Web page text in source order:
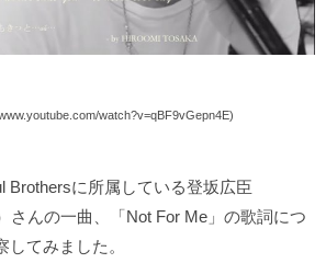
watch?v=qBF9vGepn4E)
Brothersに所属している登坂広臣
さんの一曲、「Not For Me」の歌詞につ
てみました。